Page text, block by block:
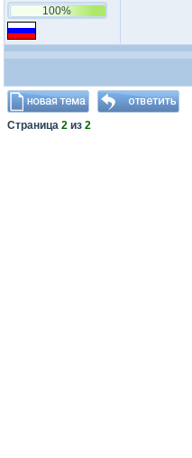
100%
Страница 2 из 2